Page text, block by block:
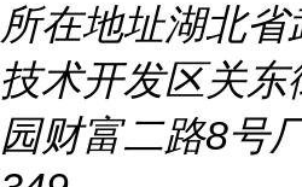
所在地址湖北省
技术开发区关
园财富二路8号